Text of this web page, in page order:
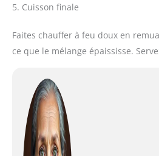
5. Cuisson finale
Faites chauffer à feu doux en
ce que le mélange épaississe.